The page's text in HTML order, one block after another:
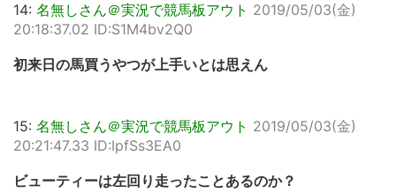
14: 名無しさん＠実況で競馬板アウト 2019/05/03(金)
20:18:37.02 ID:S1M4bv2Q0
初来日の馬買うやつが上手いとは思えん
15: 名無しさん＠実況で競馬板アウト 2019/05/03(金)
20:21:47.33 ID:IpfSs3EA0
ビューティーは左回り走ったことあるのか？